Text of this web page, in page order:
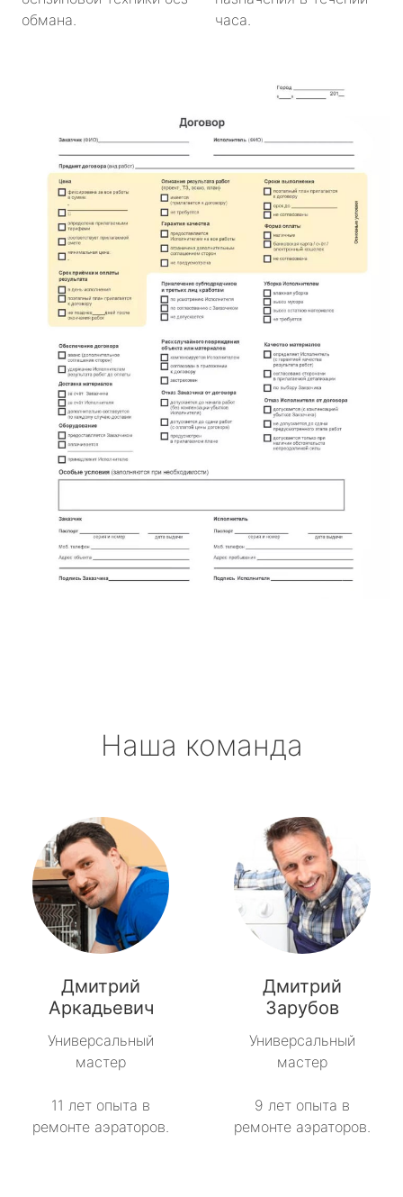
обмана.
часа.
Наша команда
Дмитрий
Аркадьевич
Универсальный
мастер
11 лет опыта в
ремонте аэраторов.
Дмитрий
Зарубов
Универсальный
мастер
9 лет опыта в
ремонте аэраторов.